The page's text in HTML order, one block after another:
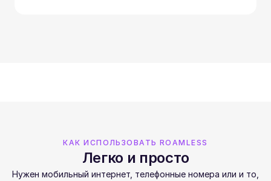
КАК ИСПОЛЬЗОВАТЬ ROAMLESS
Легко и просто
Нужен мобильный интернет, телефонные номера или и то,